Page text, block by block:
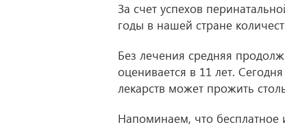
За счет успехов
годы в нашей стране
Без лечения средняя
оценивается в 11 лет.
лекарств может прожить
Напоминаем, что